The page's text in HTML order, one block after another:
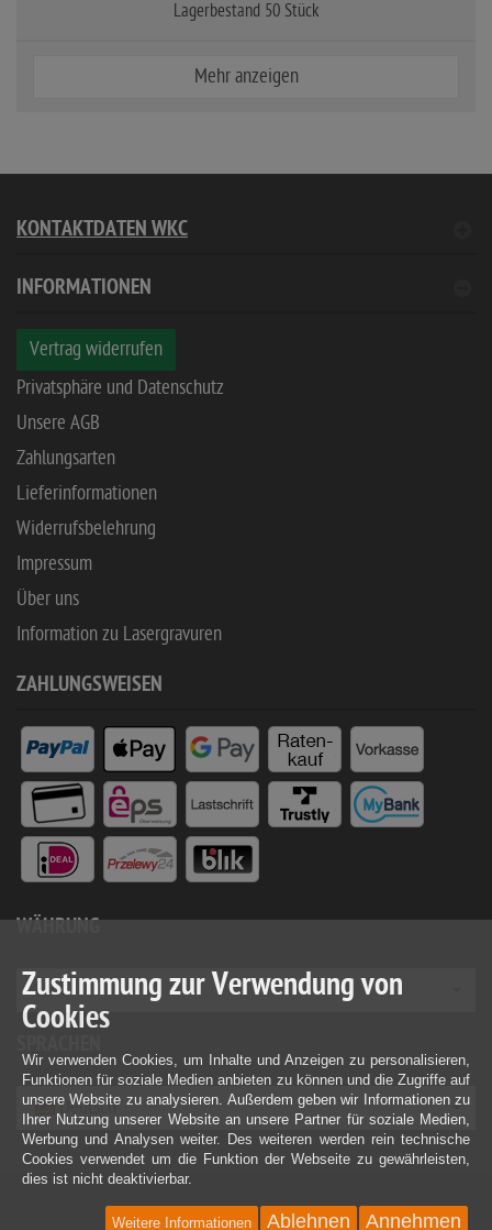
Lagerbestand 50 Stück
Mehr anzeigen
KONTAKTDATEN WKC
INFORMATIONEN
Vertrag widerrufen
Privatsphäre und Datenschutz
Unsere AGB
Zahlungsarten
Lieferinformationen
Widerrufsbelehrung
Impressum
Über uns
Information zu Lasergravuren
ZAHLUNGSWEISEN
WÄHRUNG
EUR
Deutsch
Zustimmung zur Verwendung von
Cookies
Wir verwenden Cookies, um Inhalte und Anzeigen zu personalisieren,
Funktionen für soziale Medien anbieten zu können und die Zugriffe auf
unsere Website zu analysieren. Außerdem geben wir Informationen zu
Ihrer Nutzung unserer Website an unsere Partner für soziale Medien,
Werbung und Analysen weiter. Des weiteren werden rein technische
Cookies verwendet um die Funktion der Webseite zu gewährleisten,
dies ist nicht deaktivierbar.
Annehmen
Ablehnen
Weitere Informationen